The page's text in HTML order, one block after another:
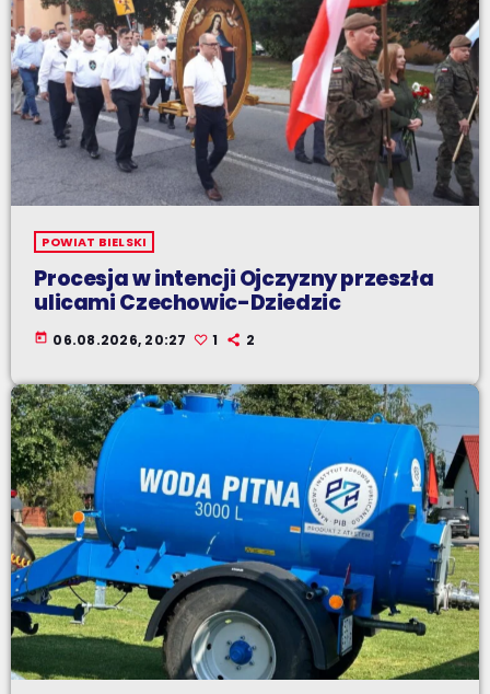
POWIAT BIELSKI
Procesja w intencji Ojczyzny przeszła
ulicami Czechowic-Dziedzic
today 06.08.2026, 20:27 1 2